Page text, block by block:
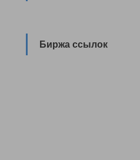
Биржа ссылок